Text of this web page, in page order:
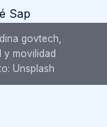
govtech,
y movilidad
Unsplash